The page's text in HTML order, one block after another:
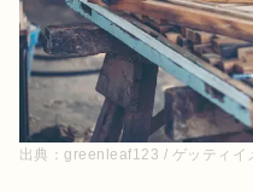
出典：greenleaf123 / ゲッティイ